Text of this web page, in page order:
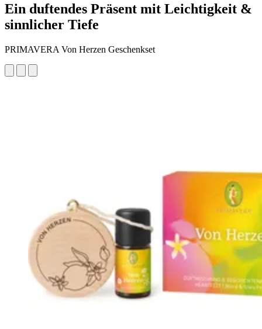
Ein duftendes Präsent mit Leichtigkeit &
sinnlicher Tiefe
PRIMAVERA Von Herzen Geschenkset